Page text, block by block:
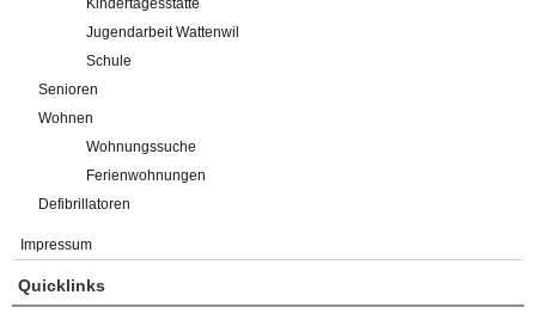
Kindertagesstätte
Jugendarbeit Wattenwil
Schule
Senioren
Wohnen
Wohnungssuche
Ferienwohnungen
Defibrillatoren
Impressum
Quicklinks